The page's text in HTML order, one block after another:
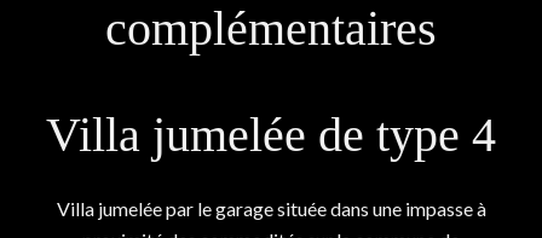
complémentaires
Villa jumelée de type 4
Villa jumelée par le garage située dans une impasse à